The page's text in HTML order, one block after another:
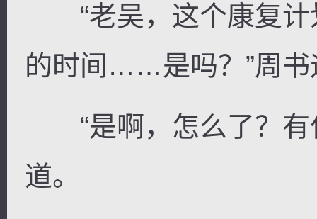
“老吴，这个康复计
的时间……是吗？”周书
“是啊，怎么了？有
道。